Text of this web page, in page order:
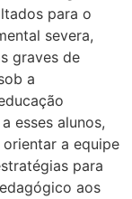
para o
severa,
graves de
a
esses alunos,
a equipe
para
aos